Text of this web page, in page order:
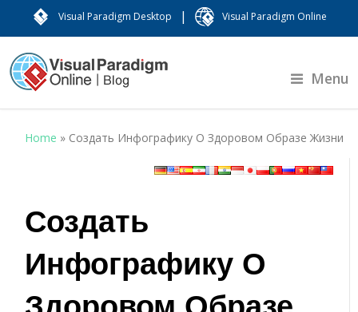
Visual Paradigm Desktop | Visual Paradigm Online
Menu
Home » Создать Инфографику О Здоровом Образе Жизни
Создать
Инфографику О